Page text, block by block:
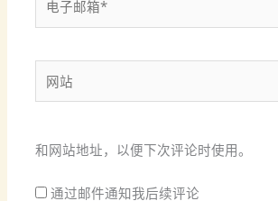
子
箱
站
和网站地址，以便下次评论时使用。
通过邮件通知我后续评论